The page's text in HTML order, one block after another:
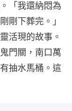
「我還納悶為
剛下葬完。」
活現的故事。
門關，南口萬
抽水馬桶。這